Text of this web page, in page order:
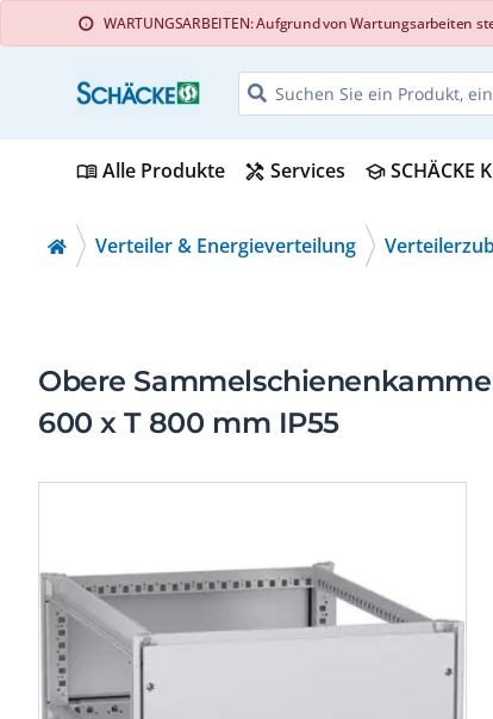
info WARTUNGSARBEITEN: Aufgrund von Wartungsarbeiten
menu_bookAlle Produkte handyman Services schoolSCHÄCKE
Verteiler & Energieverteilung
Obere Sammelschienenkammer
600 x T 800 mm IP55